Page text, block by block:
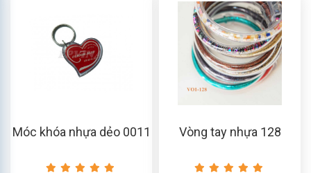
Móc khóa nhựa dẻo 0011 Vòng tay nhựa 128